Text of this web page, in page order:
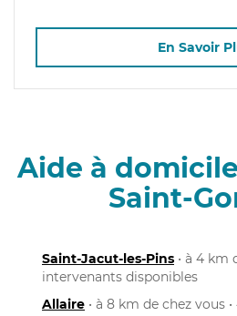
En Savoir
Aide à
Saint-
Saint-Jacut-les-Pins • à 4 km
intervenants disponibles
Allaire • à 8 km de chez vous